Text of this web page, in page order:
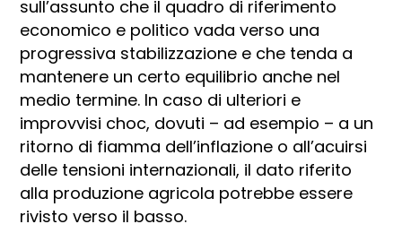
sull’assunto che il quadro di riferimento
economico e politico vada verso una
progressiva stabilizzazione e che tenda a
mantenere un certo equilibrio anche nel
medio termine. In caso di ulteriori e
improvvisi choc, dovuti – ad esempio – a un
ritorno di fiamma dell’inflazione o all’acuirsi
delle tensioni internazionali, il dato riferito
alla produzione agricola potrebbe essere
rivisto verso il basso.